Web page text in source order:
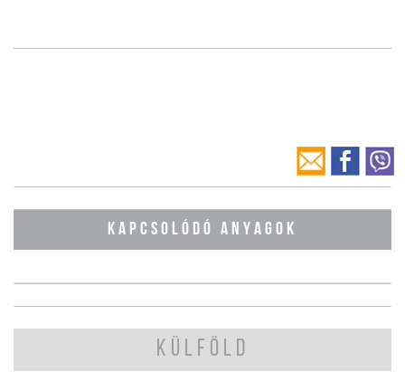
KAPCSOLÓDÓ ANYAGOK
KÜLFÖLD